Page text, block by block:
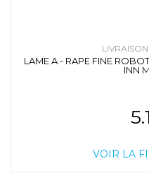
LAME A - RAPE FINE
INN
VOIR LA